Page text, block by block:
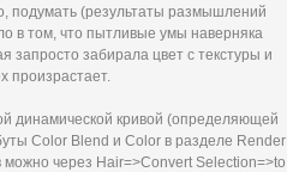
подумать (результаты размышлений
в том, что пытливые умы наверняка
запросто забирала цвет с текстуры и
произрастает.
динамической кривой (определяющей
Color Blend и Color в разделе Render
через Hair=>Convert Selection=>to